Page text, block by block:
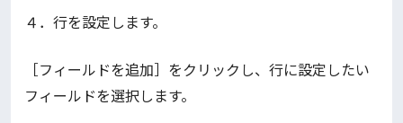
４．行を設定します。
［フィールドを追加］をクリックし、行に設定したい
フィールドを選択します。